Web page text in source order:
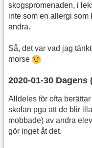
skogspromenaden, i
inte som en allergi som
andra.
Så, det var vad jag
morse
2020-01-30
Alldeles för ofta
skolan pga att de blir
mobbade) av andra
gör inget åt det.